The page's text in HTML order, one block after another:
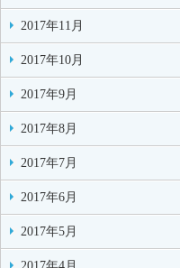
2017年11月
2017年10月
2017年9月
2017年8月
2017年7月
2017年6月
2017年5月